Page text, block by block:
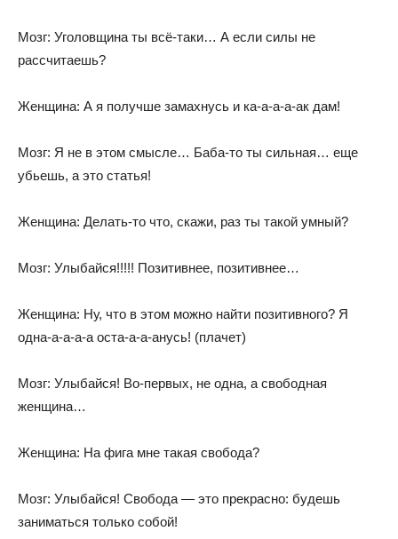
Мозг: Уголовщина ты всё-таки… А если силы не
рассчитаешь?
Женщина: А я получше замахнусь и ка-а-а-а-ак дам!
Мозг: Я не в этом смысле… Баба-то ты сильная… еще
убьешь, а это статья!
Женщина: Делать-то что, скажи, раз ты такой умный?
Мозг: Улыбайся!!!!! Позитивнее, позитивнее…
Женщина: Ну, что в этом можно найти позитивного? Я
одна-а-а-а-а оста-а-а-анусь! (плачет)
Мозг: Улыбайся! Во-первых, не одна, а свободная
женщина…
Женщина: На фига мне такая свобода?
Мозг: Улыбайся! Свобода — это прекрасно: будешь
заниматься только собой!